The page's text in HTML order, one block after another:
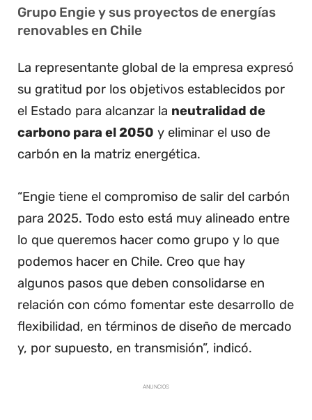
Grupo Engie y sus proyectos de energías
renovables en Chile
La representante global de la empresa expresó
su gratitud por los objetivos establecidos por
el Estado para alcanzar la neutralidad de
carbono para el 2050 y eliminar el uso de
carbón en la matriz energética.
“Engie tiene el compromiso de salir del carbón
para 2025. Todo esto está muy alineado entre
lo que queremos hacer como grupo y lo que
podemos hacer en Chile. Creo que hay
algunos pasos que deben consolidarse en
relación con cómo fomentar este desarrollo de
flexibilidad, en términos de diseño de mercado
y, por supuesto, en transmisión”, indicó.
ANUNCIOS